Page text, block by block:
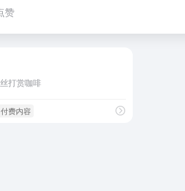
赞
打赏咖啡
费内容